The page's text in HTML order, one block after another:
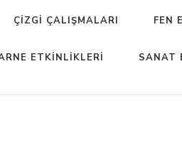
ÇİZGİ ÇALIŞMALARI FEN
ETKİNLİKLERİ SANAT